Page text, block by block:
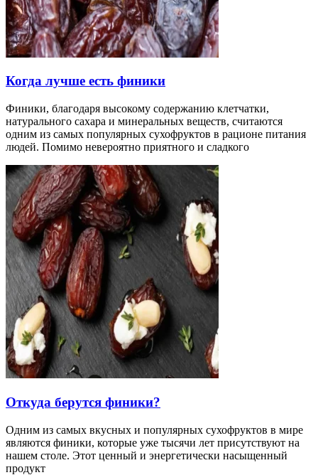
Когда лучше есть финики
Финики, благодаря высокому содержанию клетчатки,
натурального сахара и минеральных веществ, считаются
одним из самых популярных сухофруктов в рационе питания
людей. Помимо невероятно приятного и сладкого
Откуда берутся финики?
Одним из самых вкусных и популярных сухофруктов в мире
являются финики, которые уже тысячи лет присутствуют на
нашем столе. Этот ценный и энергетически насыщенный
продукт